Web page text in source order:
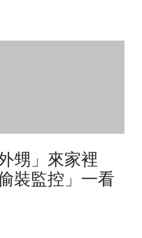
甥」來家裡
裝監控」一看